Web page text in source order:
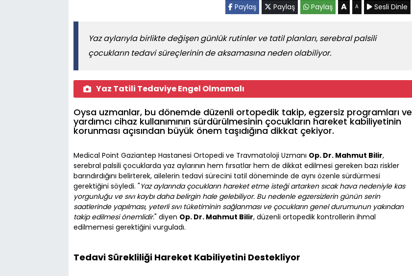
Paylaş Paylaş Paylaş A A Sesli Dinle
Yaz aylarıyla birlikte değişen günlük rutinler ve tatil planları, serebral palsili
çocukların tedavi süreçlerinin de aksamasına neden olabiliyor.
Yaz Tatili Tedaviye Engel Olmamalı
Oysa uzmanlar, bu dönemde düzenli ortopedik takip, egzersiz programları ve
yardımcı cihaz kullanımının sürdürülmesinin çocukların hareket kabiliyetinin
korunması açısından büyük önem taşıdığına dikkat çekiyor.
Medical Point Gaziantep Hastanesi Ortopedi ve Travmatoloji Uzmanı Op. Dr. Mahmut Bilir,
serebral palsili çocuklarda yaz aylarının hem fırsatlar hem de dikkat edilmesi gereken bazı riskler
barındırdığını belirterek, ailelerin tedavi sürecini tatil döneminde de aynı özenle sürdürmesi
gerektiğini söyledi. "Yaz aylarında çocukların hareket etme isteği artarken sıcak hava nedeniyle kas
yorgunluğu ve sıvı kaybı daha belirgin hale gelebiliyor. Bu nedenle egzersizlerin günün serin
saatlerinde yapılması, yeterli sıvı tüketiminin sağlanması ve çocukların genel durumunun yakından
takip edilmesi önemlidir." diyen Op. Dr. Mahmut Bilir, düzenli ortopedik kontrollerin ihmal
edilmemesi gerektiğini vurguladı.
Tedavi Sürekliliği Hareket Kabiliyetini Destekliyor